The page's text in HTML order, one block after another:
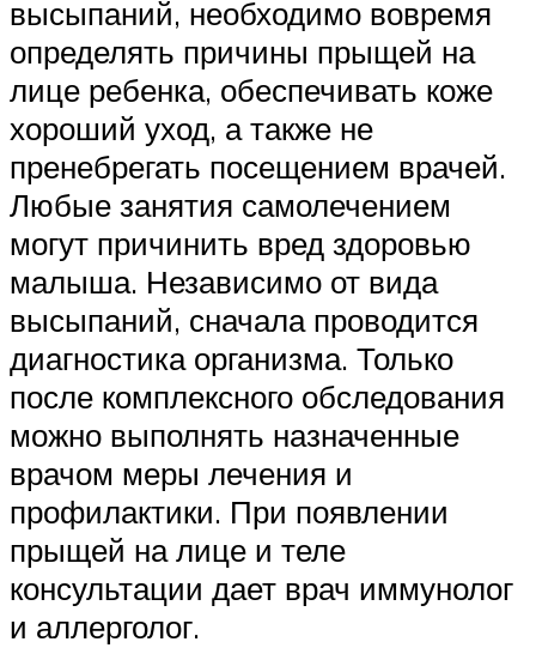
высыпаний, необходимо вовремя
определять причины прыщей на
лице ребенка, обеспечивать коже
хороший уход, а также не
пренебрегать посещением врачей.
Любые занятия самолечением
могут причинить вред здоровью
малыша. Независимо от вида
высыпаний, сначала проводится
диагностика организма. Только
после комплексного обследования
можно выполнять назначенные
врачом меры лечения и
профилактики. При появлении
прыщей на лице и теле
консультации дает врач иммунолог
и аллерголог.